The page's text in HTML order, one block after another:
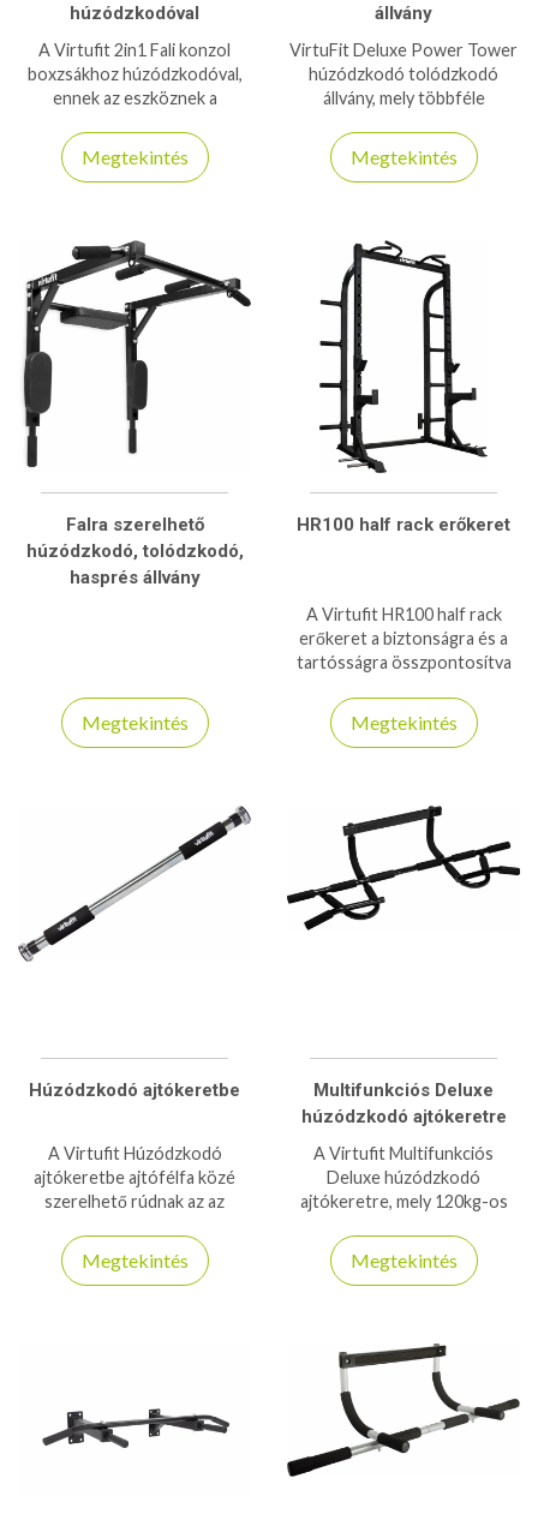
húzódzkodóval
A Virtufit 2in1 Fali konzol
boxzsákhoz húzódzkodóval,
ennek az eszköznek a
és húzódzkodó gyakorlatokat
is végezhet, 150kg teherbírás!
Megtekintés
állvány
VirtuFit Deluxe Power Tower
húzódzkodó tolódzkodó
állvány, mely többféle
250/150kg teherbírással!
Megtekintés
Falra szerelhető
húzódzkodó, tolódzkodó,
hasprés állvány
Megtekintés
HR100 half rack erőkeret
A Virtufit HR100 half rack
erőkeret a biztonságra és a
tartósságra összpontosítva
kg-ig bírnak, míg a J-horgok
maximális teherbírása 250 kg!
Megtekintés
Húzódzkodó ajtókeretbe
A Virtufit Húzódzkodó
ajtókeretbe ajtófélfa közé
szerelhető rúdnak az az
további súlyokra, a
gyakorlatokat saját testsúllyal
Megtekintés
Multifunkciós Deluxe
húzódzkodó ajtókeretre
A Virtufit Multifunkciós
Deluxe húzódzkodó
ajtókeretre, mely 120kg-os
es ajtókeretekhez
használható!
Megtekintés